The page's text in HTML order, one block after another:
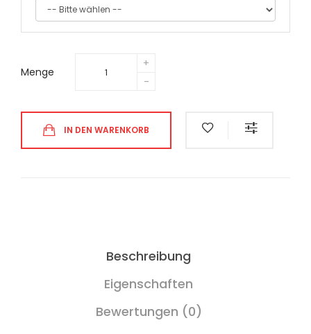
Menge
IN DEN WARENKORB
Beschreibung
Eigenschaften
Bewertungen (0)